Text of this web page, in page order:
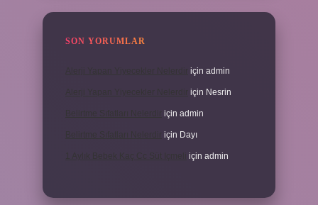
SON YORUMLAR
için admin
için Nesrin
için admin
için Dayı
1 Aylık Bebek Kaç Cc Süt Içmeli için admin